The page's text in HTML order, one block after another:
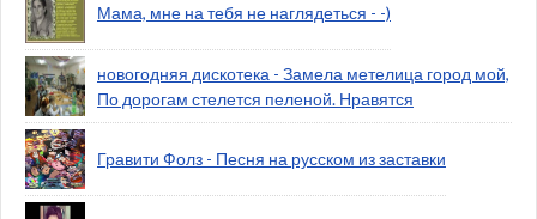
Мама, мне на тебя не наглядеться - -)
новогодняя дискотека - Замела метелица город мой,
По дорогам стелется пеленой. Нравятся
Гравити Фолз - Песня на русском из заставки